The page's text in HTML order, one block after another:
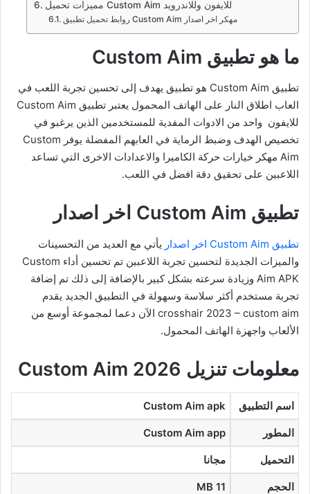
مميزات تحميل Custom Aim للايفون وللاندرويد
روابط تحميل تطبيق Custom Aim مهكر اخر اصدار
ما هو تطبيق Custom Aim
تطبيق Custom Aim هو تطبيق يهدف إلى تحسين تجربة اللعب في
العاب اطلاق النار على الهاتف المحمول يعتبر تطبيق Custom Aim
للايفون واحد من الادوات المفدية للمستخدمين الذين يرغبو في
تخصيص الهدف وضبط الرماية في العابهم المفضلة يوفر Custom
Aim مهكر خيارات حركة الكاميرا والاعدادات الاخرى التي تساعد
اللاعبين على تحقيق دقة افضل في اللعب.
تطبيق Custom Aim اخر اصدار
تطبيق Custom Aim اخر اصدار
يأتي مع العديد من التحسينات
والميزات الجديدة لتحسين تجربة اللاعبين تم تحسين أداء Custom
Aim APK وزيادة سرعته بشكل كبير بالإضافة إلى ذلك تم إضافة
تجربة مستخدم أكثر سلاسة وسهولة في التطبيق الجديد يقدم
crosshair 2023 – custom aim الآن دعما لمجموعة أوسع من
الألعاب واجهزة الهاتف المحمول.
معلومات تنزيل Custom Aim 2026
اسم التطبيق Custom Aim apk
المطور Custom Aim app
التحميل مجانا
الحجم 11 MB